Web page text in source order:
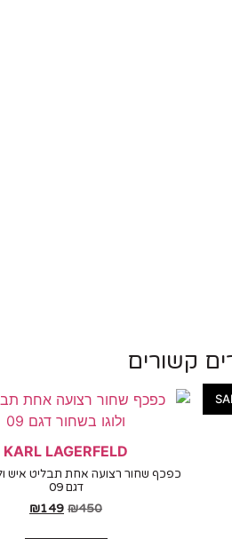
קשורים
KARL LAGERFELD
כפכף שחור רצועה אחת תבליט איש
דגם 09
₪450
₪149